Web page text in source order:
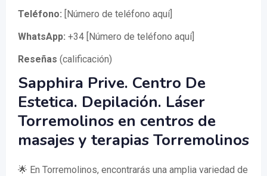
Teléfono: [Número de teléfono aquí]
WhatsApp: +34 [Número de teléfono aquí]
Reseñas (calificación)
Sapphira Prive. Centro De
Estetica. Depilación. Láser
Torremolinos en centros de
masajes y terapias Torremolinos
🌟 En Torremolinos, encontrarás una amplia variedad de